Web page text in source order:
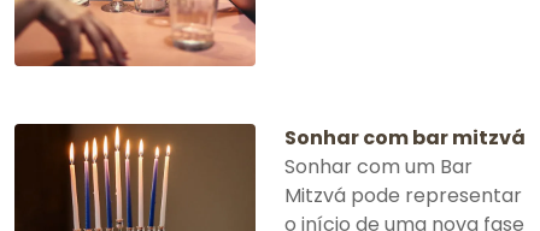
Sonhar com bar mitzvá
Sonhar com um Bar
Mitzvá pode representar
o início de uma nova fase